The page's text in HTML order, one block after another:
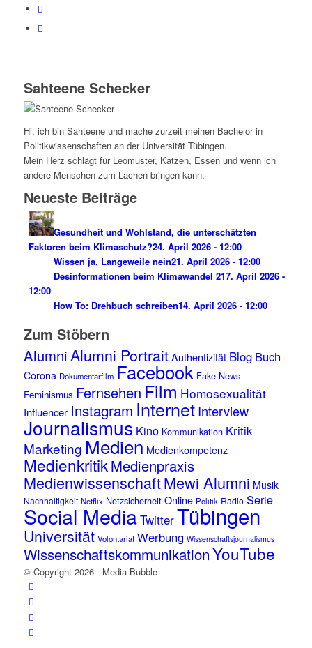
Sahteene Schecker
Hi, ich bin Sahteene und mache zurzeit meinen Bachelor in
Politikwissenschaften an der Universität Tübingen.
Mein Herz schlägt für Leomuster, Katzen, Essen und wenn ich
andere Menschen zum Lachen bringen kann.
Neueste Beiträge
Gesundheit und Wohlstand, die unterschätzten
Faktoren beim Klimaschutz?24. April 2026 - 12:00
Wissen ja, Langeweile nein21. April 2026 - 12:00
Desinformationen beim Klimawandel 217. April 2026 -
12:00
How To: Drehbuch schreiben14. April 2026 - 12:00
Zum Stöbern
AlumniAlumni Portrait Authentizität Blog Buch
Corona Dokumentarfilm Facebook Fake-News
Feminismus Fernsehen Film Homosexualität
Influencer Instagram Internet Interview
Journalismus Kino Kommunikation Kritik
Marketing Medien Medienkompetenz
MedienkritikMedienpraxis
MedienwissenschaftMewi Alumni Musik
Nachhaltigkeit Netflix Netzsicherheit Online Politik Radio Serie
Social MediaTwitterTübingen
Universität Volontariat Werbung Wissenschaftsjournalismus
WissenschaftskommunikationYouTube
© Copyright 2026 - Media Bubble